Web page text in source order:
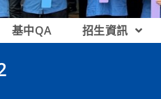
基中QA 招生資訊